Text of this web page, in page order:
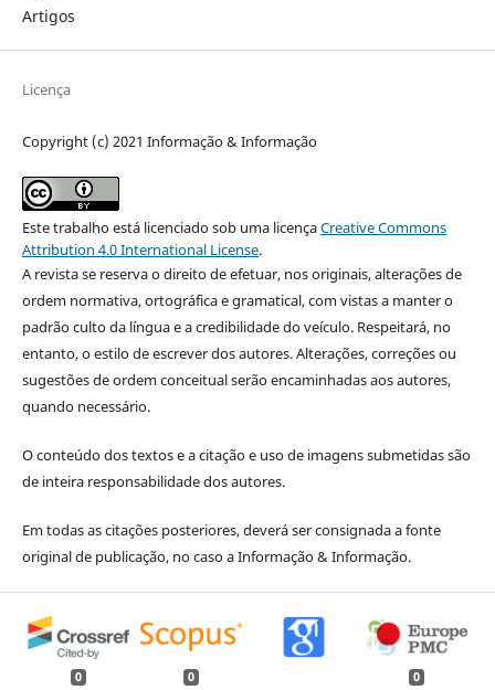
Artigos
Licença
Copyright (c) 2021 Informação & Informação
Este trabalho está licenciado sob uma licençaCreative Commons
Attribution 4.0 International License.
A revista se reserva o direito de efetuar, nos originais, alterações de
ordem normativa, ortográfica e gramatical, com vistas a manter o
padrão culto da língua e a credibilidade do veículo. Respeitará, no
entanto, o estilo de escrever dos autores. Alterações, correções ou
sugestões de ordem conceitual serão encaminhadas aos autores,
quando necessário.
O conteúdo dos textos e a citação e uso de imagens submetidas são
de inteira responsabilidade dos autores.
Em todas as citações posteriores, deverá ser consignada a fonte
original de publicação, no caso a Informação & Informação.
0 0 0